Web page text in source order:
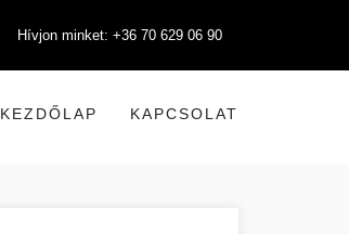
Hívjon minket: +36 70 629 06 90
KEZDŐLAP KAPCSOLAT